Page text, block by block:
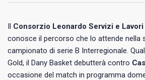
Il Consorzio Leonardo Servizi e Lavori
conosce il percorso che lo attende nella
campionato di serie B Interregionale.
Gold, il Dany Basket debutterà contro
occasione del match in programma